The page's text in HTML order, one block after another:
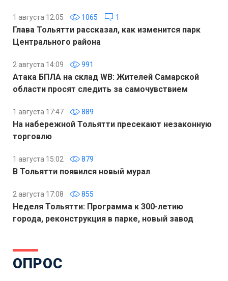
1 августа 12:05 1065 1
Глава Тольятти рассказал, как изменится парк
Центрального района
2 августа 14:09 991
Атака БПЛА на склад WB: Жителей Самарской
области просят следить за самочувствием
1 августа 17:47 889
На набережной Тольятти пресекают незаконную
торговлю
1 августа 15:02 879
В Тольятти появился новый мурал
2 августа 17:08 855
Неделя Тольятти: Программа к 300-летию
города, реконструкция в парке, новый завод
ОПРОС